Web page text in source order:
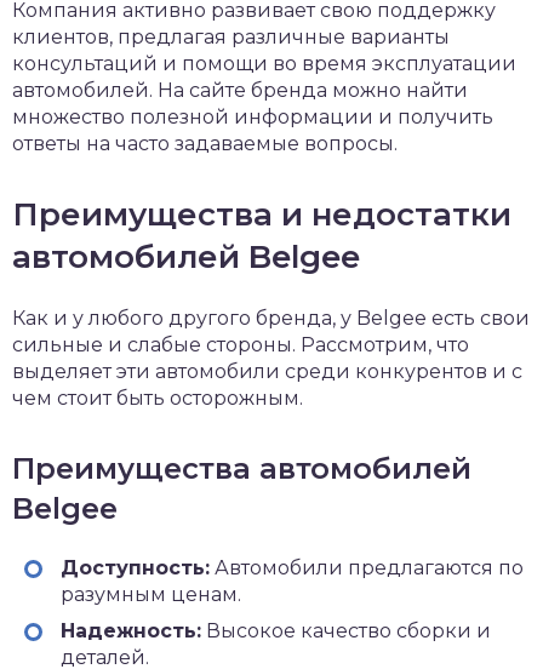
Компания активно развивает свою поддержку
клиентов, предлагая различные варианты
консультаций и помощи во время эксплуатации
автомобилей. На сайте бренда можно найти
множество полезной информации и получить
ответы на часто задаваемые вопросы.
Преимущества и недостатки
автомобилей Belgee
Как и у любого другого бренда, у Belgee есть свои
сильные и слабые стороны. Рассмотрим, что
выделяет эти автомобили среди конкурентов и с
чем стоит быть осторожным.
Преимущества автомобилей
Belgee
Доступность: Автомобили предлагаются по
разумным ценам.
Надежность: Высокое качество сборки и
деталей.